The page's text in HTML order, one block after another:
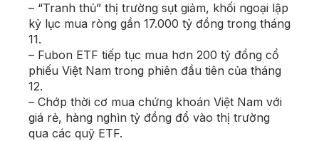
– “Tranh thủ” thị trường sụt giảm, khối ngoại lập
kỷ lục mua ròng gần 17.000 tỷ đồng trong tháng
11.
– Fubon ETF tiếp tục mua hơn 200 tỷ đồng cổ
phiếu Việt Nam trong phiên đầu tiên của tháng
12.
– Chớp thời cơ mua chứng khoán Việt Nam với
giá rẻ, hàng nghìn tỷ đồng đổ vào thị trường
qua các quỹ ETF.